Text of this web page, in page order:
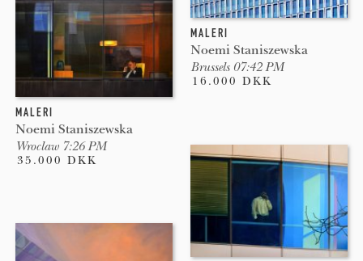
MALERI
Noemi Staniszewska
Brussels 07:42 PM
16.000 DKK
MALERI
Noemi Staniszewska
Wroclaw 7:26 PM
35.000 DKK